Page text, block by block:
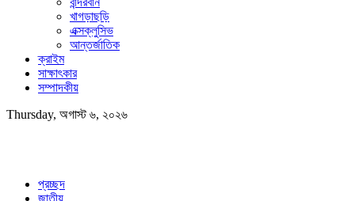
খাগড়াছড়ি
এক্সক্লুসিভ
আন্তর্জাতিক
ক্রাইম
সাক্ষাৎকার
সম্পাদকীয়
Thursday, অগাস্ট ৬, ২০২৬
প্রচ্ছদ
জাতীয়